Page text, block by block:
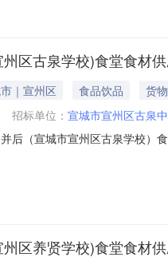
区古泉学校)食堂食材
｜宣州区 食品饮品
货物
招标单位： 宣城市宣州区古泉
后（宣城市宣州区古泉学校）
及金额：1.代理服务收费标
区养贤学校)食堂食材